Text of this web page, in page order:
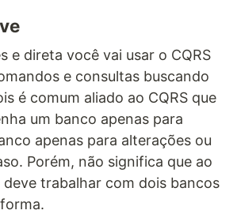
e direta você vai usar o CQRS
e consultas buscando
é comum aliado ao CQRS que
um banco apenas para
apenas para alterações ou
Porém, não significa que ao
deve trabalhar com dois bancos